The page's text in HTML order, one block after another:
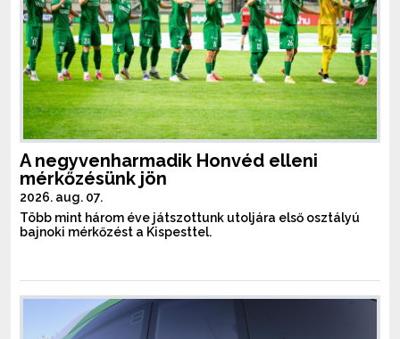
A negyvenharmadik Honvéd elleni
mérkőzésünk jön
2026. aug. 07.
Több mint három éve játszottunk utoljára első osztályú
bajnoki mérkőzést a Kispesttel.